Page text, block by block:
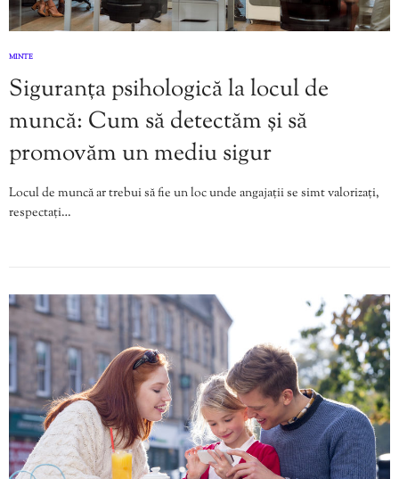
MINTE
Siguranța psihologică la locul de
muncă: Cum să detectăm și să
promovăm un mediu sigur
Locul de muncă ar trebui să fie un loc unde angajații se simt valorizați,
respectați…